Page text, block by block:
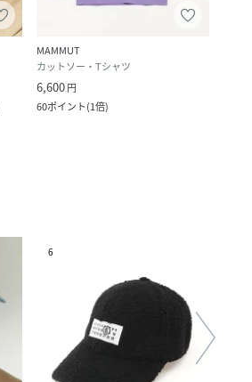
MAMMUT
カットソー・Tシャツ
6,600円
60ポイント(1倍)
6